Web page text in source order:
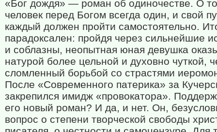
«Бог дождя» — роман об одиночестве. О
человек перед Богом всегда один, и свой
каждый должен пройти самостоятельно.
парадоксален: пройдя через сильнейшие
и соблазны, неопытная юная девушка
натурой более цельной и духовно чуткой,
сломленный борьбой со страстями
После «Современного патерика» за
закрепился имидж «провокатора».
его новый роман? И да, и нет. Он,
вопрос о степени творческой свободы